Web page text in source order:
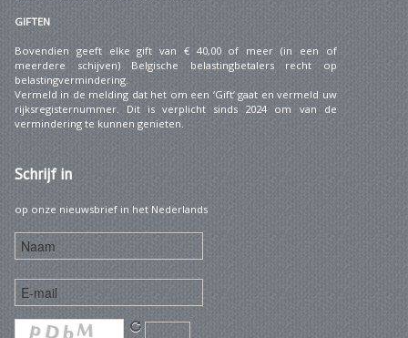
GIFTEN
Bovendien geeft elke gift van € 40,00 of meer (in een of
meerdere schijven) Belgische belastingbetalers recht op
belastingvermindering.
Vermeld in de melding dat het om een ‘Gift’ gaat en vermeld uw
rijksregisternummer. Dit is verplicht sinds 2024 om van de
vermindering te kunnen genieten.
Schrijfin
op onze nieuwsbrief in het Nederlands